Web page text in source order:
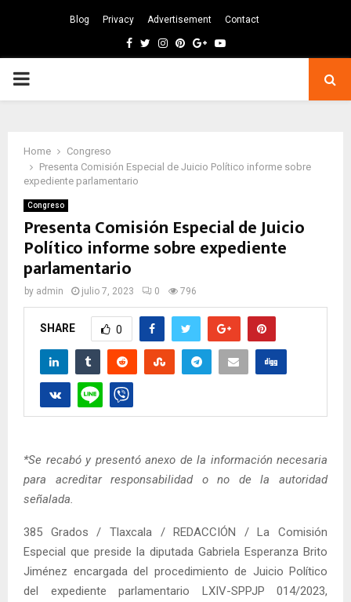
Blog Privacy Advertisement Contact
Facebook
TwitterInstagram
Pinterest
GoogleYoutube
PRIMARY
Home
Congreso
Presenta Comisión Especial de Juicio Político informe sobre
expediente parlamentario
Congreso
Presenta Comisión Especial de Juicio
Político informe sobre expediente
parlamentario
by admin julio 7, 2023 0 796
SHARE 0
*Se recabó y presentó anexo de la información necesaria
para acreditar responsabilidad o no de la autoridad
señalada.
385 Grados / Tlaxcala / REDACCIÓN / La Comisión
Especial que preside la diputada Gabriela Esperanza Brito
Jiménez encargada del procedimiento de Juicio Político
del expediente parlamentario LXIV-SPPJP 014/2023,